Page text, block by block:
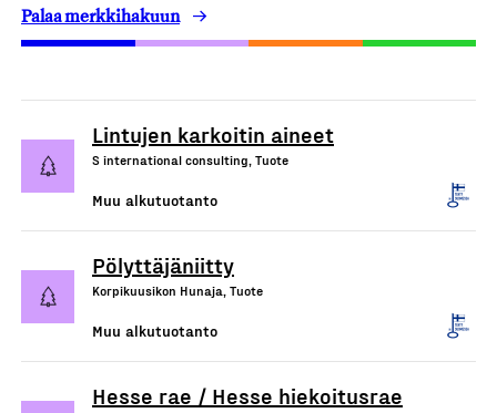
Palaa merkkihakuun
Lintujen karkoitin aineet
S international consulting, Tuote
Muu alkutuotanto
Pölyttäjäniitty
Korpikuusikon Hunaja, Tuote
Muu alkutuotanto
Hesse rae / Hesse hiekoitusrae